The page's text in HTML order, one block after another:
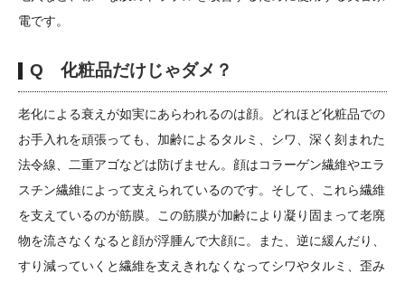
電です。
Q 化粧品だけじゃダメ？
老化による衰えが如実にあらわれるのは顔。どれほど化粧品での
お手入れを頑張っても、加齢によるタルミ、シワ、深く刻まれた
法令線、二重アゴなどは防げません。顔はコラーゲン繊維やエラ
スチン繊維によって支えられているのです。そして、これら繊維
を支えているのが筋膜。この筋膜が加齢により凝り固まって老廃
物を流さなくなると顔が浮腫んで大顔に。また、逆に緩んだり、
すり減っていくと繊維を支えきれなくなってシワやタルミ、歪み